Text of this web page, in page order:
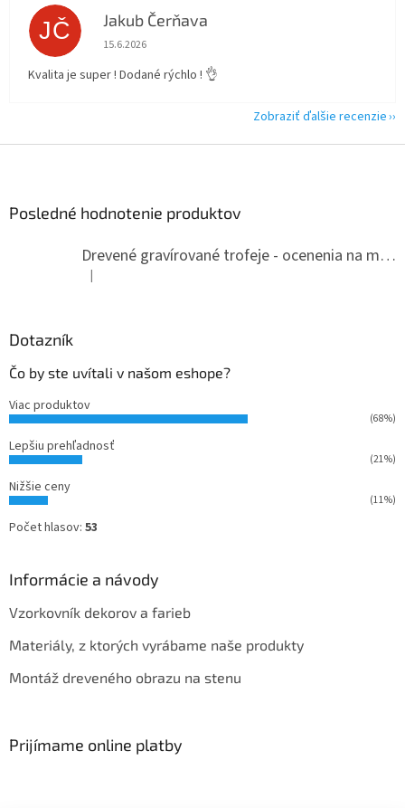
JČ Jakub Čerňava
Hodnotenie obchodu je 5 z 5 hviezdičiek.
15.6.2026
Kvalita je super ! Dodané rýchlo ! 👌
Zobraziť ďalšie recenzie
Posledné hodnotenie produktov
Drevené gravírované trofeje - ocenenia na mieru
Hodnotenie produktu je 5 z 5 hviezdičiek.
|
Dotazník
Čo by ste uvítali v našom eshope?
Viac produktov
(68%)
Lepšiu prehľadnosť
(21%)
Nižšie ceny
(11%)
Počet hlasov: 53
Informácie a návody
Vzorkovník dekorov a farieb
Materiály, z ktorých vyrábame naše produkty
Montáž dreveného obrazu na stenu
Prijímame online platby